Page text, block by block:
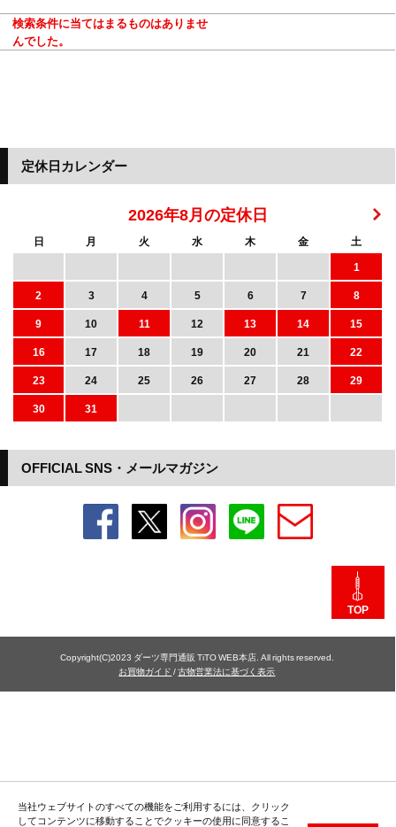
検索条件に当てはまるものはありませ
んでした。
当社ウェブサイトのすべての機能をご利用するには、クリック
してコンテンツに移動することでクッキーの使用に同意するこ
OFFICIAL SNS・メールマガジン
定休日カレンダー
2026年8月の定休日
日 月 火 水 木 金
土
1
2
3 4 5 6 7
8
9
10 11 12 13 14
15
16
17 18 19 20 21
22
23
24 25 26 27 28
29
30
31
TOP
Copyright(C)2023 ダーツ専門通販 TiTO WEB本店. All rights reserved.
お買物ガイド /古物営業法に基づく表示